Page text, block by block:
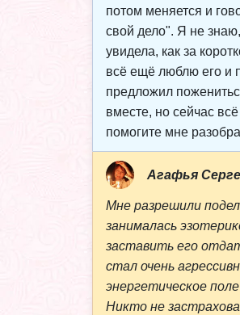
потом меняется и
свой дело". Я не
увидела, как за
всё ещё люблю его и
предложил
вместе, но сейчас
помогите мне
Агафья
Мне разрешили
занималась
заставить его
стал очень
энергетическое
Никто не